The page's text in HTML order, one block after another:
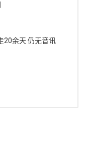
20余天 仍无音讯